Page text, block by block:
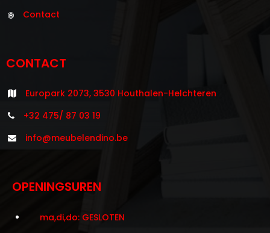
Contact
CONTACT
Europark 2073, 3530 Houthalen-Helchteren
+32 475/ 87 03 19
info@meubelendino.be
OPENINGSUREN
ma,di,do: GESLOTEN